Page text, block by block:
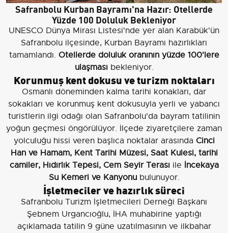
Safranbolu Kurban Bayramı'na Hazır: Otellerde
Yüzde 100 Doluluk Bekleniyor
UNESCO Dünya Mirası Listesi'nde yer alan Karabük'ün
Safranbolu ilçesinde, Kurban Bayramı hazırlıkları
tamamlandı. Otellerde doluluk oranının yüzde 100'lere
ulaşması bekleniyor.
Korunmuş kent dokusu ve turizm noktaları
Osmanlı döneminden kalma tarihi konakları, dar
sokakları ve korunmuş kent dokusuyla yerli ve yabancı
turistlerin ilgi odağı olan Safranbolu'da bayram tatilinin
yoğun geçmesi öngörülüyor. İlçede ziyaretçilere zaman
yolculuğu hissi veren başlıca noktalar arasında Cinci
Han ve Hamam, Kent Tarihi Müzesi, Saat Kulesi, tarihi
camiler, Hıdırlık Tepesi, Cem Seyir Terası ile İncekaya
Su Kemeri ve Kanyonubulunuyor.
İşletmeciler ve hazırlık süreci
Safranbolu Turizm İşletmecileri Derneği Başkanı
Şebnem Urgancıoğlu, İHA muhabirine yaptığı
açıklamada tatilin 9 güne uzatılmasının ve ilkbahar